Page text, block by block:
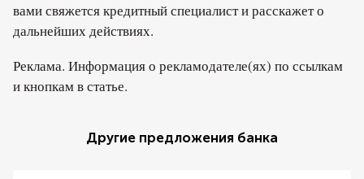
вами свяжется кредитный специалист и расскажет о
дальнейших действиях.
Реклама. Информация о рекламодателе(ях) по ссылкам
и кнопкам в статье.
Другие предложения банка